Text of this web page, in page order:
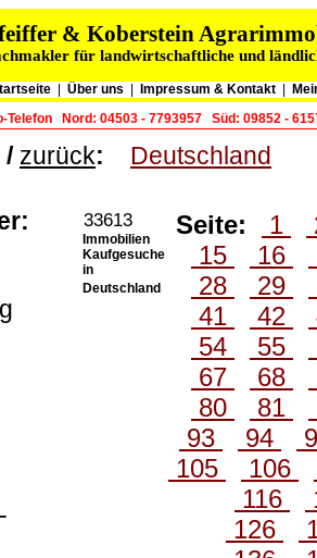
& Koberstein
für landwirtschaftliche und
Über uns Impressum & Kontakt
Telefon
Nord: 04503 - 7793957 Süd: 09852 -
/ zurück: Deutschland
33613
Immobilien
Kaufgesuche
in
Deutschland
Seite: 1
15
16
28
29
41
42
54
55
67
68
80
81
93
94
105
106
116
126